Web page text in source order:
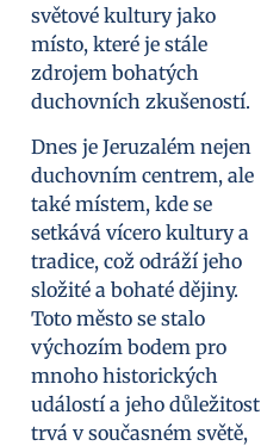
světové kultury jako
místo, které je stále
zdrojem bohatých
duchovních zkušeností.
Dnes je Jeruzalém nejen
duchovním centrem, ale
také místem, kde se
setkává vícero kultury a
tradice, což odráží jeho
složité a bohaté dějiny.
Toto město se stalo
výchozím bodem pro
mnoho historických
událostí a jeho důležitost
trvá v současném světě,